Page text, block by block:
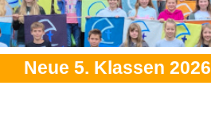
Neue 5. Klassen 2026